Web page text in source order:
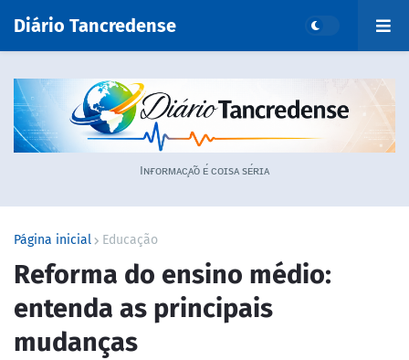
Diário Tancredense
Iɴғᴏʀᴍᴀᴄ̧ᴀ̃ᴏ ᴇ́ ᴄᴏɪsᴀ sᴇ́ʀɪᴀ
Página inicial Educação
Reforma do ensino médio:
entenda as principais
mudanças